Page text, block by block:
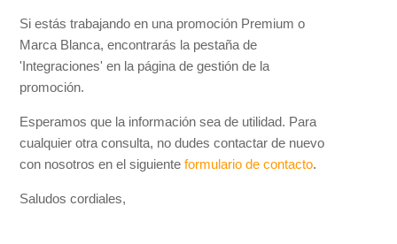
Si estás trabajando en una promoción Premium o
Marca Blanca, encontrarás la pestaña de
'Integraciones' en la página de gestión de la
promoción.
Esperamos que la información sea de utilidad. Para
cualquier otra consulta, no dudes contactar de nuevo
con nosotros en el siguienteformulario de contacto.
Saludos cordiales,